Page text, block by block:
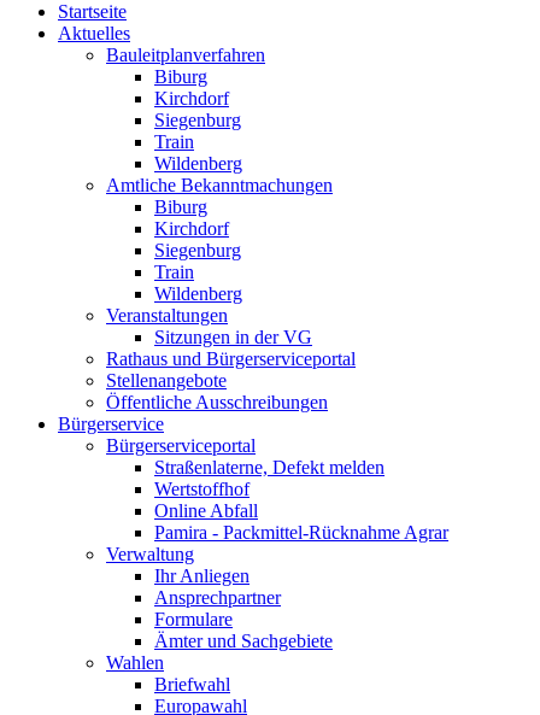
Startseite
Aktuelles
Bauleitplanverfahren
Biburg
Kirchdorf
Siegenburg
Train
Wildenberg
Amtliche Bekanntmachungen
Biburg
Kirchdorf
Siegenburg
Train
Wildenberg
Veranstaltungen
Sitzungen in der VG
Rathaus und Bürgerserviceportal
Stellenangebote
Öffentliche Ausschreibungen
Bürgerservice
Bürgerserviceportal
Straßenlaterne, Defekt melden
Wertstoffhof
Online Abfall
Pamira - Packmittel-Rücknahme Agrar
Verwaltung
Ihr Anliegen
Ansprechpartner
Formulare
Ämter und Sachgebiete
Wahlen
Briefwahl
Europawahl